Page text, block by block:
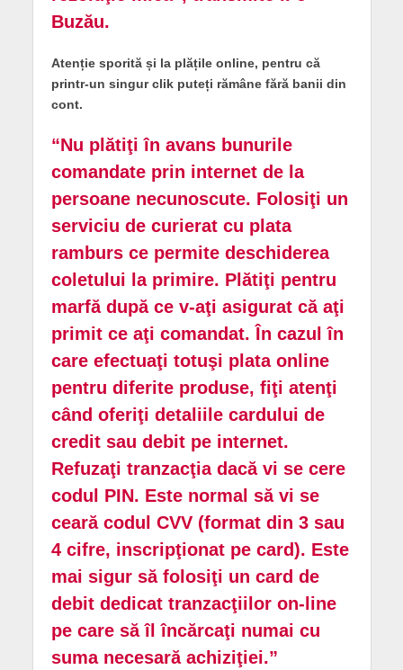
Buzău.
Atenție sporită și la plățile online, pentru că
printr-un singur clik puteți rămâne fără banii din
cont.
“Nu plătiţi în avans bunurile
comandate prin internet de la
persoane necunoscute. Folosiţi un
serviciu de curierat cu plata
ramburs ce permite deschiderea
coletului la primire. Plătiţi pentru
marfă după ce v-aţi asigurat că aţi
primit ce aţi comandat. În cazul în
care efectuaţi totuşi plata online
pentru diferite produse, fiţi atenţi
când oferiţi detaliile cardului de
credit sau debit pe internet.
Refuzaţi tranzacţia dacă vi se cere
codul PIN. Este normal să vi se
ceară codul CVV (format din 3 sau
4 cifre, inscripţionat pe card). Este
mai sigur să folosiţi un card de
debit dedicat tranzacţiilor on-line
pe care să îl încărcaţi numai cu
suma necesară achiziţiei.”